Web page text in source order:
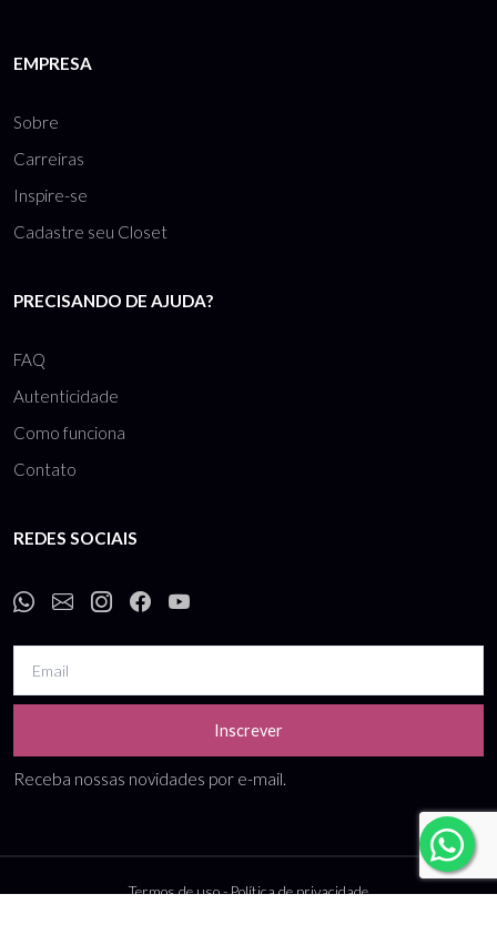
EMPRESA
Sobre
Carreiras
Inspire-se
Cadastre seu Closet
PRECISANDO DE AJUDA?
FAQ
Autenticidade
Como funciona
Contato
REDES SOCIAIS
Inscrever
Receba nossas novidades por e-mail.
Termos de uso-Política de privacidade